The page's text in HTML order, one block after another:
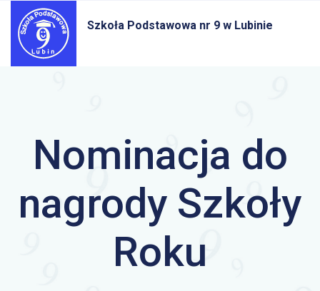
Szkoła Podstawowa nr 9 w Lubinie
Nominacja do
nagrody Szkoły
Roku